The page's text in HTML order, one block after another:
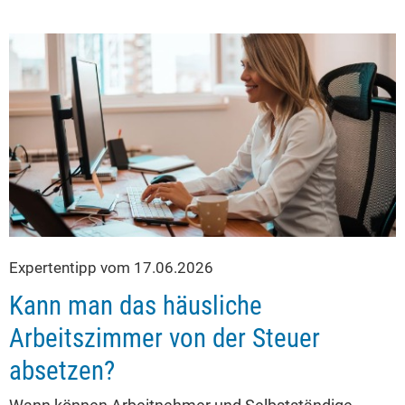
Expertentipp vom 17.06.2026
Kann man das häusliche
Arbeitszimmer von der Steuer
absetzen?